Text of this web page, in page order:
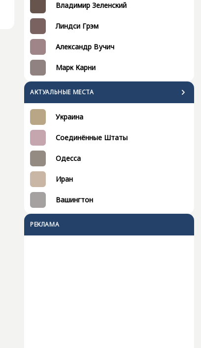
Владимир Зеленский
Линдси Грэм
Александр Вучич
Марк Карни
АКТУАЛЬНЫЕ МЕСТА
Украина
Соединённые Штаты
Одесса
Иран
Вашингтон
РЕКЛАМА